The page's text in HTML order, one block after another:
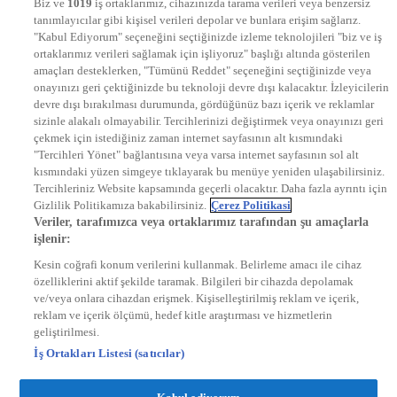
STAR
EURO STAR
KRAL POP TV
DYG Radyolar
NTV RADYO
KRAL FM
KRAL POP
EKSEN
VOYAGE
DYG Dijital
ntv.com.tr
ntvspor.net
secim.ntv.com.tr
startv.com.tr
kralmuzik.com.tr
Biz ve 1019 iş ortaklarımız, cihazınızda tarama verileri veya benzersiz
tanımlayıcılar gibi kişisel verileri depolar ve bunlara erişim sağlarız.
"Kabul Ediyorum" seçeneğini seçtiğinizde izleme teknolojileri "biz ve iş
ortaklarımız verileri sağlamak için işliyoruz" başlığı altında gösterilen
amaçları desteklerken, "Tümünü Reddet" seçeneğini seçtiğinizde veya
onayınızı geri çektiğinizde bu teknoloji devre dışı kalacaktır. İzleyicilerin
devre dışı bırakılması durumunda, gördüğünüz bazı içerik ve reklamlar
sizinle alakalı olmayabilir. Tercihlerinizi değiştirmek veya onayınızı geri
çekmek için istediğiniz zaman internet sayfasının alt kısmındaki
"Tercihleri Yönet" bağlantısına veya varsa internet sayfasının sol alt
kısmındaki yüzen simgeye tıklayarak bu menüye yeniden ulaşabilirsiniz.
Tercihleriniz Website kapsamında geçerli olacaktır. Daha fazla ayrıntı için
Gizlilik Politikamıza bakabilirsiniz. Çerez Politikasi
Veriler, tarafımızca veya ortaklarımız tarafından şu amaçlarla
işlenir:
Kesin coğrafi konum verilerini kullanmak. Belirleme amacı ile cihaz
özelliklerini aktif şekilde taramak. Bilgileri bir cihazda depolamak
ve/veya onlara cihazdan erişmek. Kişiselleştirilmiş reklam ve içerik,
reklam ve içerik ölçümü, hedef kitle araştırması ve hizmetlerin
geliştirilmesi.
İş Ortakları Listesi (satıcılar)